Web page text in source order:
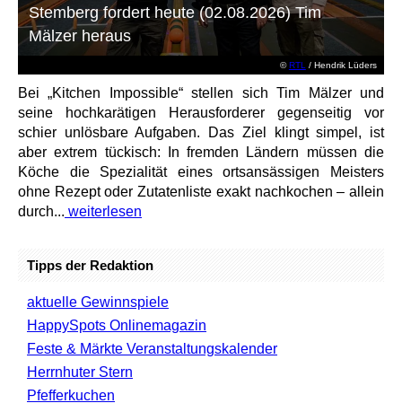
©RTL / Hendrik Lüders
Stemberg fordert heute (02.08.2026) Tim
Mälzer heraus
Bei „Kitchen Impossible“ stellen sich Tim Mälzer und
seine hochkarätigen Herausforderer gegenseitig vor
schier unlösbare Aufgaben. Das Ziel klingt simpel, ist
aber extrem tückisch: In fremden Ländern müssen die
Köche die Spezialität eines ortsansässigen Meisters
ohne Rezept oder Zutatenliste exakt nachkochen – allein
durch... weiterlesen
Tipps der Redaktion
aktuelle Gewinnspiele
HappySpots Onlinemagazin
Feste & Märkte Veranstaltungskalender
Herrnhuter Stern
Pfefferkuchen